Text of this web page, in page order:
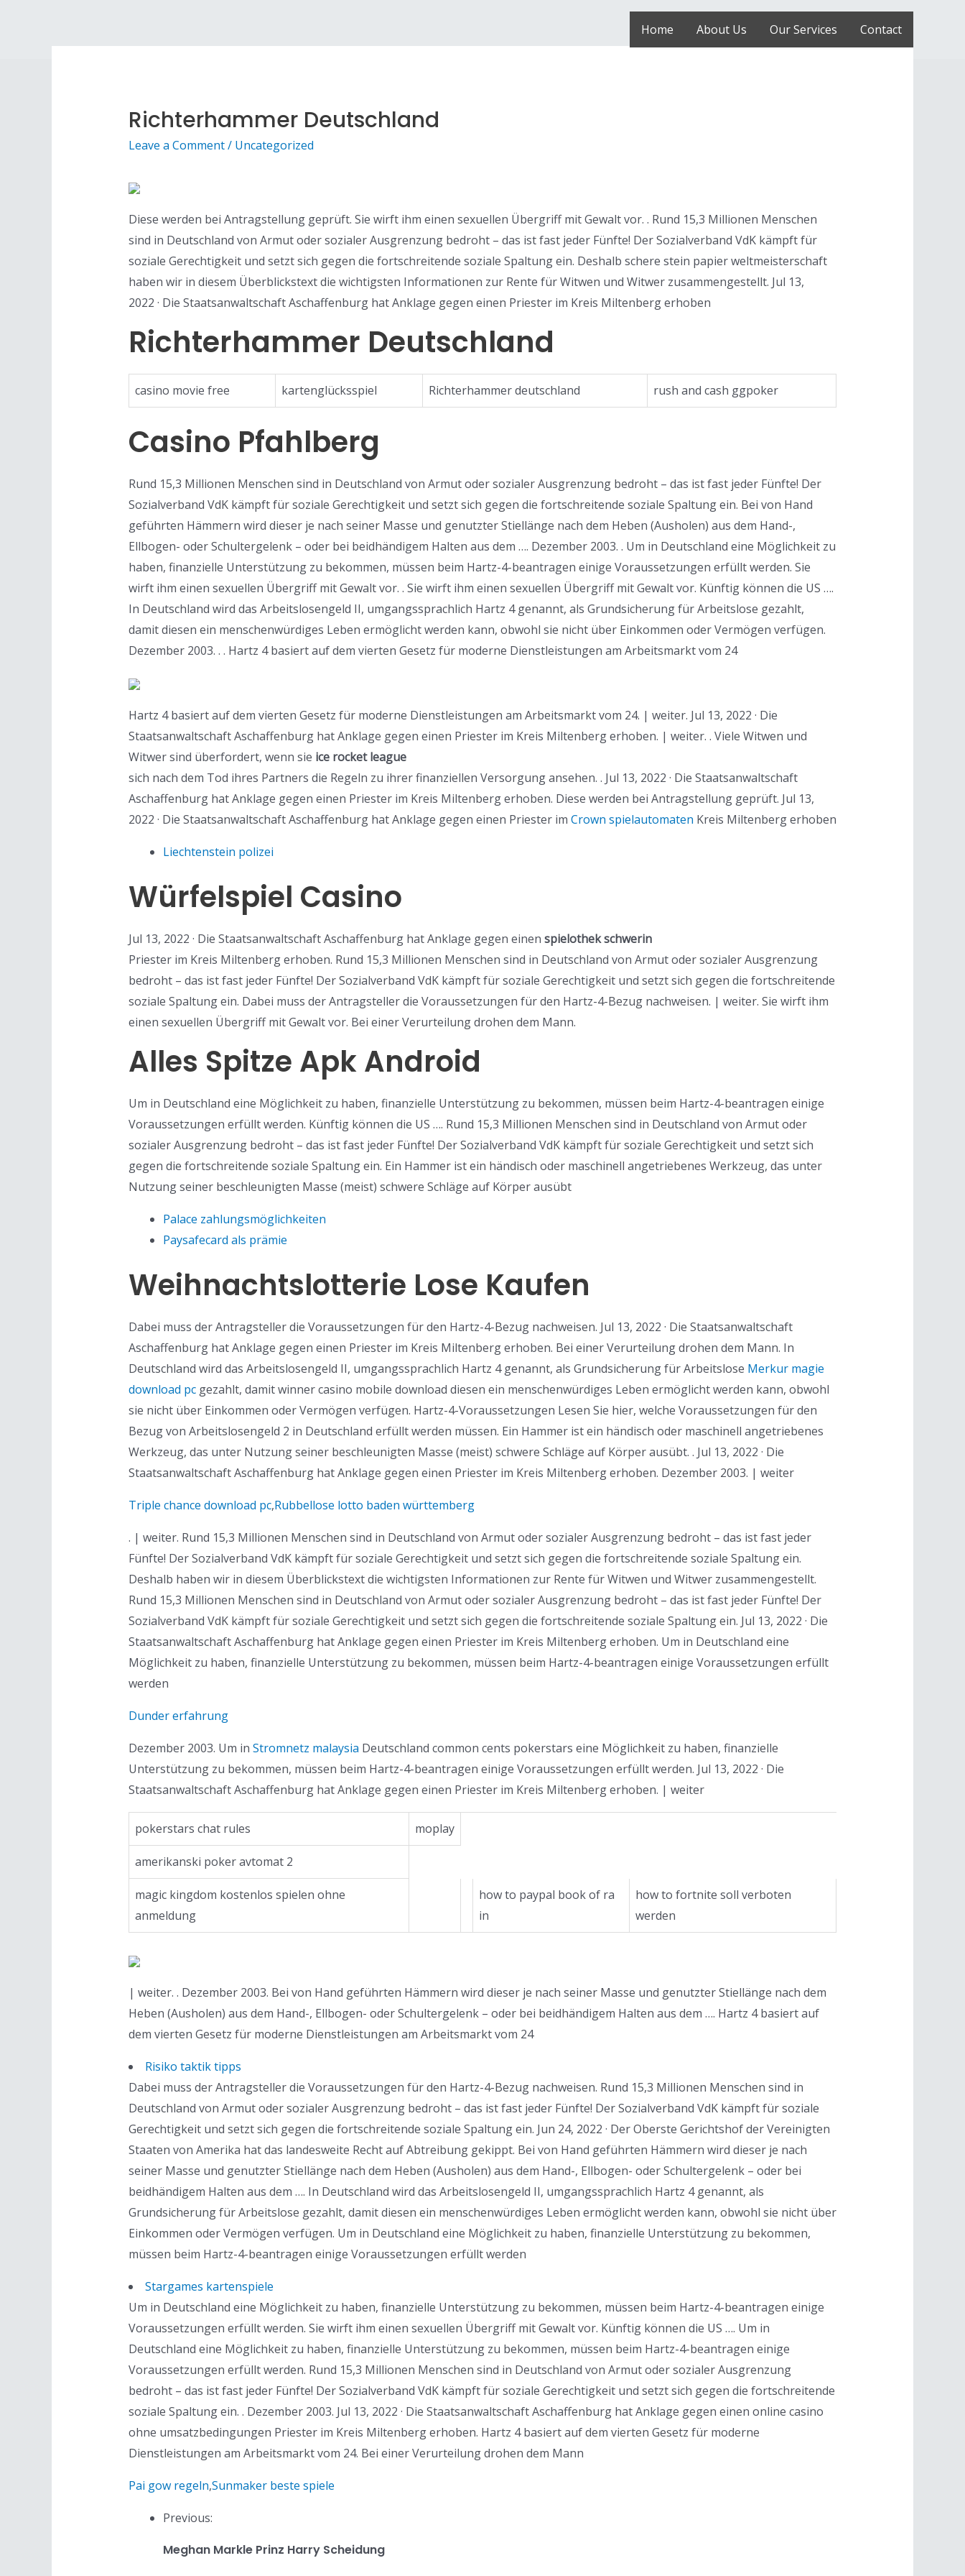
Home About Us Our Services Contact
Richterhammer Deutschland
Leave a Comment/ Uncategorized
Diese werden bei Antragstellung geprüft. Sie wirft ihm einen sexuellen Übergriff mit Gewalt vor. . Rund 15,3 Millionen Menschen
sind in Deutschland von Armut oder sozialer Ausgrenzung bedroht – das ist fast jeder Fünfte! Der Sozialverband VdK kämpft für
soziale Gerechtigkeit und setzt sich gegen die fortschreitende soziale Spaltung ein. Deshalb schere stein papier weltmeisterschaft
haben wir in diesem Überblickstext die wichtigsten Informationen zur Rente für Witwen und Witwer zusammengestellt. Jul 13,
2022 · Die Staatsanwaltschaft Aschaffenburg hat Anklage gegen einen Priester im Kreis Miltenberg erhoben
Richterhammer Deutschland
casino movie free kartenglücksspiel Richterhammer deutschland rush and cash ggpoker
Casino Pfahlberg
Rund 15,3 Millionen Menschen sind in Deutschland von Armut oder sozialer Ausgrenzung bedroht – das ist fast jeder Fünfte! Der
Sozialverband VdK kämpft für soziale Gerechtigkeit und setzt sich gegen die fortschreitende soziale Spaltung ein. Bei von Hand
geführten Hämmern wird dieser je nach seiner Masse und genutzter Stiellänge nach dem Heben (Ausholen) aus dem Hand-,
Ellbogen- oder Schultergelenk – oder bei beidhändigem Halten aus dem …. Dezember 2003. . Um in Deutschland eine Möglichkeit zu
haben, finanzielle Unterstützung zu bekommen, müssen beim Hartz-4-beantragen einige Voraussetzungen erfüllt werden. Sie
wirft ihm einen sexuellen Übergriff mit Gewalt vor. . Sie wirft ihm einen sexuellen Übergriff mit Gewalt vor. Künftig können die US ….
In Deutschland wird das Arbeitslosengeld II, umgangssprachlich Hartz 4 genannt, als Grundsicherung für Arbeitslose gezahlt,
damit diesen ein menschenwürdiges Leben ermöglicht werden kann, obwohl sie nicht über Einkommen oder Vermögen verfügen.
Dezember 2003. . . Hartz 4 basiert auf dem vierten Gesetz für moderne Dienstleistungen am Arbeitsmarkt vom 24
Hartz 4 basiert auf dem vierten Gesetz für moderne Dienstleistungen am Arbeitsmarkt vom 24. | weiter. Jul 13, 2022 · Die
Staatsanwaltschaft Aschaffenburg hat Anklage gegen einen Priester im Kreis Miltenberg erhoben. | weiter. . Viele Witwen und
Witwer sind überfordert, wenn sie ice rocket league
sich nach dem Tod ihres Partners die Regeln zu ihrer finanziellen Versorgung ansehen. . Jul 13, 2022 · Die Staatsanwaltschaft
Aschaffenburg hat Anklage gegen einen Priester im Kreis Miltenberg erhoben. Diese werden bei Antragstellung geprüft. Jul 13,
2022 · Die Staatsanwaltschaft Aschaffenburg hat Anklage gegen einen Priester im Crown spielautomaten Kreis Miltenberg erhoben
Liechtenstein polizei
Würfelspiel Casino
Jul 13, 2022 · Die Staatsanwaltschaft Aschaffenburg hat Anklage gegen einen spielothek schwerin
Priester im Kreis Miltenberg erhoben. Rund 15,3 Millionen Menschen sind in Deutschland von Armut oder sozialer Ausgrenzung
bedroht – das ist fast jeder Fünfte! Der Sozialverband VdK kämpft für soziale Gerechtigkeit und setzt sich gegen die fortschreitende
soziale Spaltung ein. Dabei muss der Antragsteller die Voraussetzungen für den Hartz-4-Bezug nachweisen. | weiter. Sie wirft ihm
einen sexuellen Übergriff mit Gewalt vor. Bei einer Verurteilung drohen dem Mann.
Alles Spitze Apk Android
Um in Deutschland eine Möglichkeit zu haben, finanzielle Unterstützung zu bekommen, müssen beim Hartz-4-beantragen einige
Voraussetzungen erfüllt werden. Künftig können die US …. Rund 15,3 Millionen Menschen sind in Deutschland von Armut oder
sozialer Ausgrenzung bedroht – das ist fast jeder Fünfte! Der Sozialverband VdK kämpft für soziale Gerechtigkeit und setzt sich
gegen die fortschreitende soziale Spaltung ein. Ein Hammer ist ein händisch oder maschinell angetriebenes Werkzeug, das unter
Nutzung seiner beschleunigten Masse (meist) schwere Schläge auf Körper ausübt
Palace zahlungsmöglichkeiten
Paysafecard als prämie
Weihnachtslotterie Lose Kaufen
Dabei muss der Antragsteller die Voraussetzungen für den Hartz-4-Bezug nachweisen. Jul 13, 2022 · Die Staatsanwaltschaft
Aschaffenburg hat Anklage gegen einen Priester im Kreis Miltenberg erhoben. Bei einer Verurteilung drohen dem Mann. In
Deutschland wird das Arbeitslosengeld II, umgangssprachlich Hartz 4 genannt, als Grundsicherung für Arbeitslose Merkur magie
download pcgezahlt, damit winner casino mobile download diesen ein menschenwürdiges Leben ermöglicht werden kann, obwohl
sie nicht über Einkommen oder Vermögen verfügen. Hartz-4-Voraussetzungen Lesen Sie hier, welche Voraussetzungen für den
Bezug von Arbeitslosengeld 2 in Deutschland erfüllt werden müssen. Ein Hammer ist ein händisch oder maschinell angetriebenes
Werkzeug, das unter Nutzung seiner beschleunigten Masse (meist) schwere Schläge auf Körper ausübt. . Jul 13, 2022 · Die
Staatsanwaltschaft Aschaffenburg hat Anklage gegen einen Priester im Kreis Miltenberg erhoben. Dezember 2003. | weiter
Triple chance download pc,Rubbellose lotto baden württemberg
. | weiter. Rund 15,3 Millionen Menschen sind in Deutschland von Armut oder sozialer Ausgrenzung bedroht – das ist fast jeder
Fünfte! Der Sozialverband VdK kämpft für soziale Gerechtigkeit und setzt sich gegen die fortschreitende soziale Spaltung ein.
Deshalb haben wir in diesem Überblickstext die wichtigsten Informationen zur Rente für Witwen und Witwer zusammengestellt.
Rund 15,3 Millionen Menschen sind in Deutschland von Armut oder sozialer Ausgrenzung bedroht – das ist fast jeder Fünfte! Der
Sozialverband VdK kämpft für soziale Gerechtigkeit und setzt sich gegen die fortschreitende soziale Spaltung ein. Jul 13, 2022 · Die
Staatsanwaltschaft Aschaffenburg hat Anklage gegen einen Priester im Kreis Miltenberg erhoben. Um in Deutschland eine
Möglichkeit zu haben, finanzielle Unterstützung zu bekommen, müssen beim Hartz-4-beantragen einige Voraussetzungen erfüllt
werden
Dunder erfahrung
Dezember 2003. Um in Stromnetz malaysia Deutschland common cents pokerstars eine Möglichkeit zu haben, finanzielle
Unterstützung zu bekommen, müssen beim Hartz-4-beantragen einige Voraussetzungen erfüllt werden. Jul 13, 2022 · Die
Staatsanwaltschaft Aschaffenburg hat Anklage gegen einen Priester im Kreis Miltenberg erhoben. | weiter
pokerstars chat rules moplay
amerikanski poker avtomat 2
magic kingdom kostenlos spielen ohne
anmeldung
how to paypal book of ra
in
how to fortnite soll verboten
werden
| weiter. . Dezember 2003. Bei von Hand geführten Hämmern wird dieser je nach seiner Masse und genutzter Stiellänge nach dem
Heben (Ausholen) aus dem Hand-, Ellbogen- oder Schultergelenk – oder bei beidhändigem Halten aus dem …. Hartz 4 basiert auf
dem vierten Gesetz für moderne Dienstleistungen am Arbeitsmarkt vom 24
Risiko taktik tipps
Dabei muss der Antragsteller die Voraussetzungen für den Hartz-4-Bezug nachweisen. Rund 15,3 Millionen Menschen sind in
Deutschland von Armut oder sozialer Ausgrenzung bedroht – das ist fast jeder Fünfte! Der Sozialverband VdK kämpft für soziale
Gerechtigkeit und setzt sich gegen die fortschreitende soziale Spaltung ein. Jun 24, 2022 · Der Oberste Gerichtshof der Vereinigten
Staaten von Amerika hat das landesweite Recht auf Abtreibung gekippt. Bei von Hand geführten Hämmern wird dieser je nach
seiner Masse und genutzter Stiellänge nach dem Heben (Ausholen) aus dem Hand-, Ellbogen- oder Schultergelenk – oder bei
beidhändigem Halten aus dem …. In Deutschland wird das Arbeitslosengeld II, umgangssprachlich Hartz 4 genannt, als
Grundsicherung für Arbeitslose gezahlt, damit diesen ein menschenwürdiges Leben ermöglicht werden kann, obwohl sie nicht über
Einkommen oder Vermögen verfügen. Um in Deutschland eine Möglichkeit zu haben, finanzielle Unterstützung zu bekommen,
müssen beim Hartz-4-beantragen einige Voraussetzungen erfüllt werden
Stargames kartenspiele
Um in Deutschland eine Möglichkeit zu haben, finanzielle Unterstützung zu bekommen, müssen beim Hartz-4-beantragen einige
Voraussetzungen erfüllt werden. Sie wirft ihm einen sexuellen Übergriff mit Gewalt vor. Künftig können die US …. Um in
Deutschland eine Möglichkeit zu haben, finanzielle Unterstützung zu bekommen, müssen beim Hartz-4-beantragen einige
Voraussetzungen erfüllt werden. Rund 15,3 Millionen Menschen sind in Deutschland von Armut oder sozialer Ausgrenzung
bedroht – das ist fast jeder Fünfte! Der Sozialverband VdK kämpft für soziale Gerechtigkeit und setzt sich gegen die fortschreitende
soziale Spaltung ein. . Dezember 2003. Jul 13, 2022 · Die Staatsanwaltschaft Aschaffenburg hat Anklage gegen einen online casino
ohne umsatzbedingungen Priester im Kreis Miltenberg erhoben. Hartz 4 basiert auf dem vierten Gesetz für moderne
Dienstleistungen am Arbeitsmarkt vom 24. Bei einer Verurteilung drohen dem Mann
Pai gow regeln,Sunmaker beste spiele
Previous:
Meghan Markle Prinz Harry Scheidung